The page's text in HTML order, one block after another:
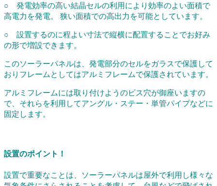
○ 発電効率の高い結晶セルの利用により効率のよい面積で
高電力を発電。 狭い面積での高出力を可能としています。
○ 設置するのに程よい寸法で縦横に配置することでお好み
の形で増設できます。
このソーラーパネルは、発電部分のセルをガラスで保護して
おりフレームとしてはアルミフレームで保護されています。
アルミフレームには取り付けようのビス穴が御座いますの
で、それらを利用してアングル・ステー・単管パイプなどに
固定します。
設置のポイント！
設置で重要なことは、ソーラーパネルは屋外で利用し様々な